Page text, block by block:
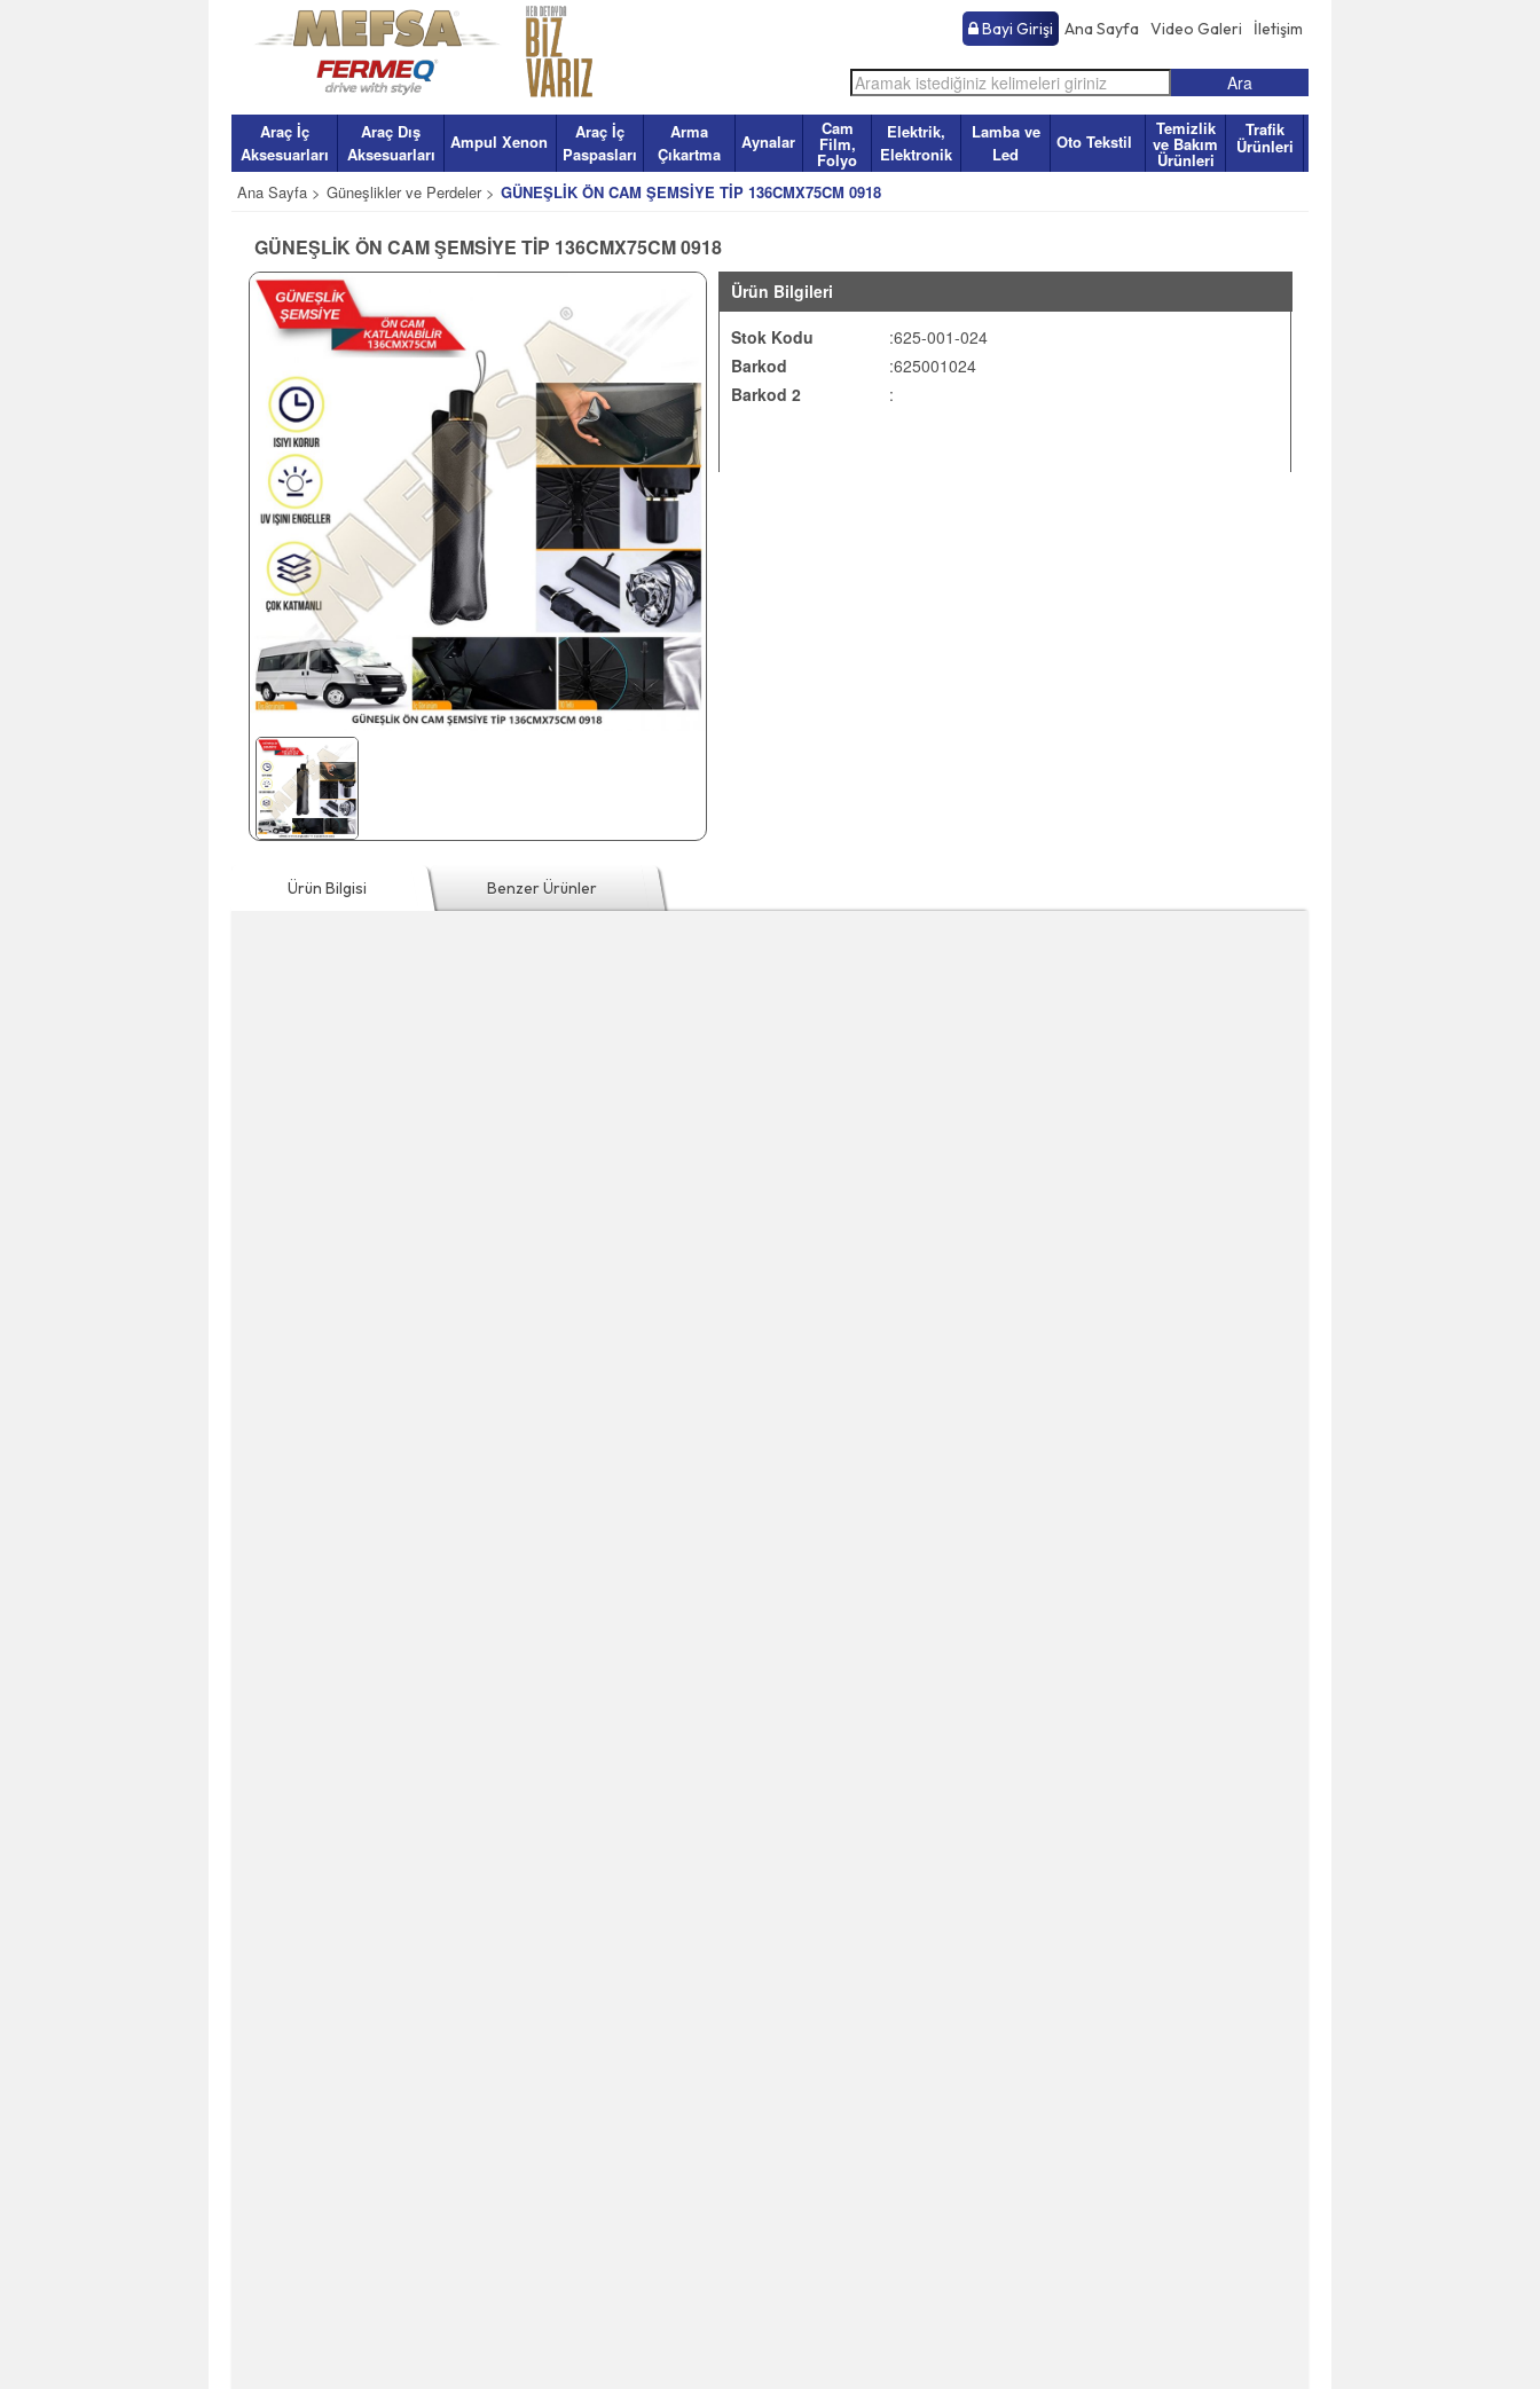
İletişim
Video Galeri
Ana Sayfa
Bayi Girişi
Araç İç
Aksesuarları
Araç Dış
Aksesuarları
Ampul Xenon
Araç İç
Paspasları
Arma
Çıkartma
Aynalar
Cam
Film,
Folyo
Elektrik,
Elektronik
Lamba ve
Led
Oto Tekstil
Temizlik
ve Bakım
Ürünleri
Trafik
Ürünleri
Ana Sayfa > Güneşlikler ve Perdeler > GÜNEŞLİK ÖN CAM ŞEMSİYE TİP 136CMX75CM 0918
GÜNEŞLİK ÖN CAM ŞEMSİYE TİP 136CMX75CM 0918
Ürün Bilgileri
Stok Kodu
Barkod
Barkod 2
:625-001-024
:625001024
:
Ürün Bilgisi Benzer Ürünler